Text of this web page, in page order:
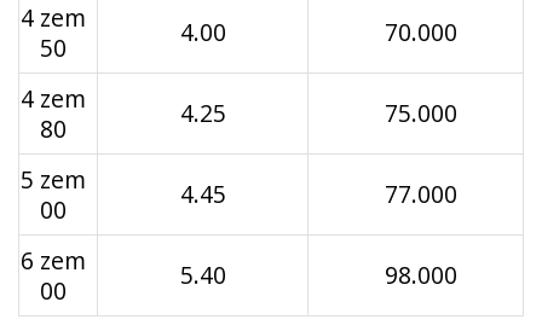
4 zem
50
4.00 70.000
4 zem
80
4.25 75.000
5 zem
00
4.45 77.000
6 zem
00
5.40 98.000